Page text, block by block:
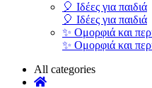
🎈 Ιδέες για παιδιά
🎈 Ιδέες για παιδιά
✨ Ομορφιά και
✨ Ομορφιά και
All categories